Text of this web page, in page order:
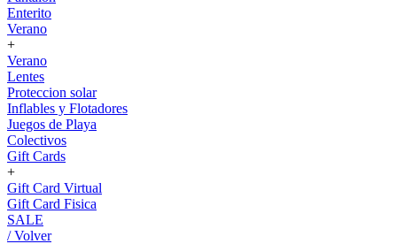
Enterito
Verano
+
Verano
Lentes
Proteccion solar
Inflables y Flotadores
Juegos de Playa
Colectivos
Gift Cards
+
Gift Card Virtual
Gift Card Fisica
SALE
/ Volver